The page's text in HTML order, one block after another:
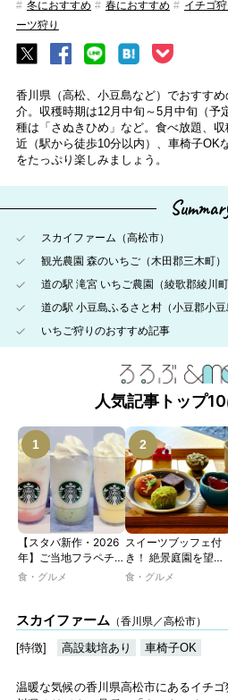
冬におすすめ 春におすすめ イチゴ狩
ーツ狩り
香川県（高松、小豆島など）でおすす
介。収穫時期は12月中旬～5月中旬（予
種は「さぬきひめ」など。食べ放題、
近（駅から徒歩10分以内）、車椅子OK
をたっぷり楽しみましょう。
スカイファーム（高松市）
観光農園 森のいちご（木田郡三木町）
道の駅 滝宮 いちご農園（綾歌郡綾川町
道の駅 小豆島ふるさと村（小豆郡小豆
いちご狩りのおすすめ記事
人気記事トップ10
【スタバ新作・2026
年】ご当地フラペチー
ノが新登場！ 地域と
JIMOTO
PROGRAM」が青
森・群馬・沖縄で始
食・グルメ
スイーツブッフェ付
き！ 絶景庭園を望む
ホテルレストランで味
ツトレンドVol.105】
食・グルメ
スカイファーム（香川県／高松市）
[特徴] 高設栽培あり 車椅子OK
温暖な気候の香川県高松市にあるイチ